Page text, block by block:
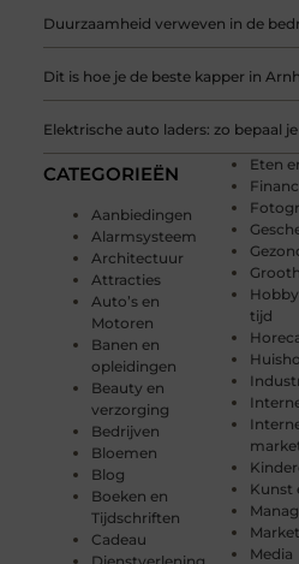
Duurzaamheid verweven in de
Dit is hoe je de beste kapper in
Elektrische auto laders: zo bepaal
CATEGORIEËN
Aanbiedingen
Alarmsysteem
Architectuur
Attracties
Auto’s en
Motoren
Banen en
opleidingen
Beauty en
verzorging
Bedrijven
Bloemen
Blog
Boeken en
Tijdschriften
Cadeau
Eten
tijd
Kunst
Media